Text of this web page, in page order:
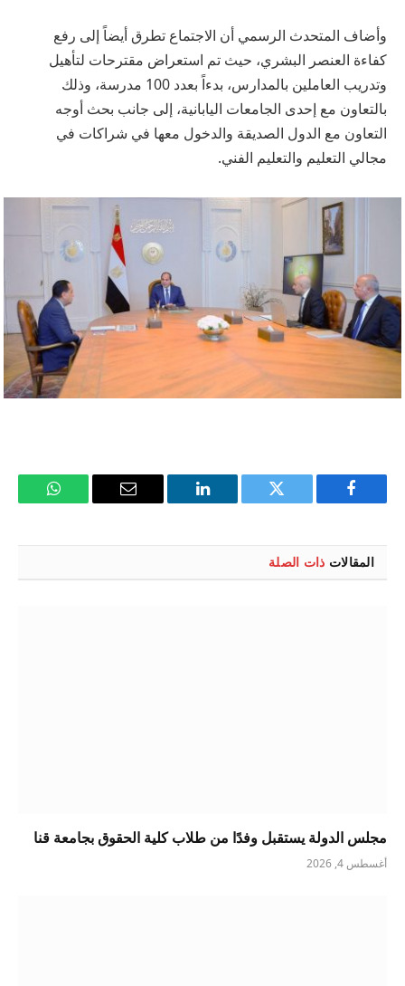
وأضاف المتحدث الرسمي أن الاجتماع تطرق أيضاً إلى رفع
كفاءة العنصر البشري، حيث تم استعراض مقترحات لتأهيل
وتدريب العاملين بالمدارس، بدءاً بعدد 100 مدرسة، وذلك
بالتعاون مع إحدى الجامعات اليابانية، إلى جانب بحث أوجه
التعاون مع الدول الصديقة والدخول معها في شراكات في
مجالي التعليم والتعليم الفني.
فيسبوك تويتر لينكدإن
البريد
واتساب
المقالات ذات الصلة
مجلس الدولة يستقبل وفدًا من طلاب كلية الحقوق بجامعة قنا
أغسطس 4, 2026